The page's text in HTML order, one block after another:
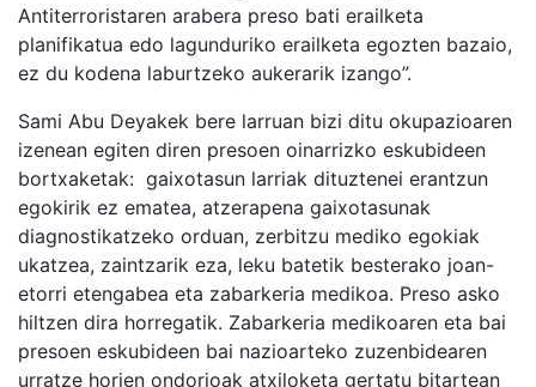
Antiterroristaren arabera preso bati erailketa
planifikatua edo lagunduriko erailketa egozten bazaio,
ez du kodena laburtzeko aukerarik izango”.
Sami Abu Deyakek bere larruan bizi ditu okupazioaren
izenean egiten diren presoen oinarrizko eskubideen
bortxaketak: gaixotasun larriak dituztenei erantzun
egokirik ez ematea, atzerapena gaixotasunak
diagnostikatzeko orduan, zerbitzu mediko egokiak
ukatzea, zaintzarik eza, leku batetik besterako joan-
etorri etengabea eta zabarkeria medikoa. Preso asko
hiltzen dira horregatik. Zabarkeria medikoaren eta bai
presoen eskubideen bai nazioarteko zuzenbidearen
urratze horien ondorioak atxiloketa gertatu bitartean